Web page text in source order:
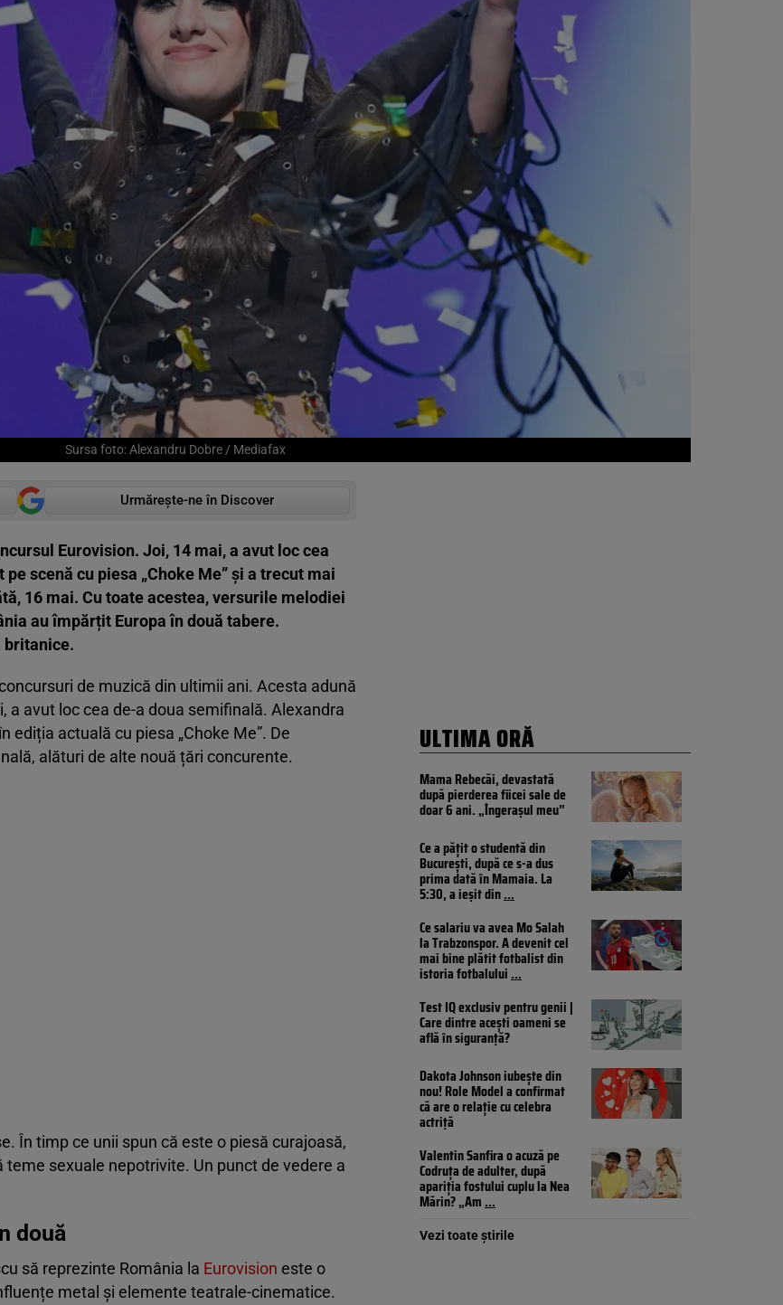
Sursa foto: Alexandru Dobre / Mediafax
Urmărește-ne în Discover
Eurovision. Joi, 14 mai, a avut loc cea
scenă cu piesa „Choke Me” și a trecut mai
16 mai. Cu toate acestea, versurile melodiei
au împărțit Europa în două tabere.
britanice.
de muzică din ultimii ani. Acesta adună
a avut loc cea de-a doua semifinală. Alexandra
ediția actuală cu piesa „Choke Me”. De
alături de alte nouă țări concurente.
În timp ce unii spun că este o piesă curajoasă,
sexuale nepotrivite. Un punct de vedere a
două
să reprezinte România la Eurovision este o
metal și elemente teatrale-cinematice.
ULTIMA ORĂ
Mama Rebecăi, devastată
după pierderea fiicei sale de
doar 6 ani. „Îngerașul meu”
Ce a pățit o studentă din
București, după ce s-a dus
prima dată în Mamaia. La
5:30, a ieșit din...
Ce salariu va avea Mo Salah
la Trabzonspor. A devenit cel
mai bine plătit fotbalist din
istoria fotbalului...
Test IQ exclusiv pentru genii |
Care dintre acești oameni se
află în siguranță?
Dakota Johnson iubește din
nou! Role Model a confirmat
că are o relație cu celebra
actriță
Valentin Sanfira o acuză pe
Codruța de adulter, după
apariția fostului cuplu la Nea
Mărin? „Am...
Vezi toate știrile